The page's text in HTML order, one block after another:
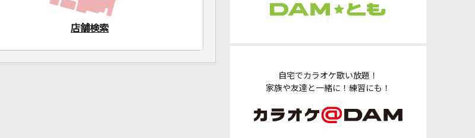
自宅でカラオケ歌い放題！
家族や友達と一緒に！練習にも！
店舗検索